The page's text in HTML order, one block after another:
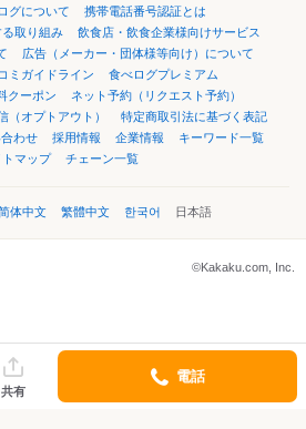
グについて
携帯電話番号認証とは
取り組み
飲食店・飲食企業様向けサービス
広告（メーカー・団体様等向け）について
ミガイドライン
食べログプレミアム
クーポン
ネット予約（リクエスト予約）
（オプトアウト）
特定商取引法に基づく表記
わせ 採用情報 企業情報
キーワード一覧
マップ
チェーン一覧
体中文 繁體中文 한국어 日本語
©Kakaku.com, Inc.
共有
電話